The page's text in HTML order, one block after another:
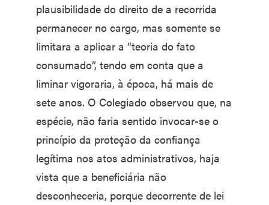
plausibilidade do direito de a recorrida
permanecer no cargo, mas somente se
limitara a aplicar a “teoria do fato
consumado”, tendo em conta que a
liminar vigoraria, à época, há mais de
sete anos. O Colegiado observou que, na
espécie, não faria sentido invocar-se o
princípio da proteção da confiança
legítima nos atos administrativos, haja
vista que a beneficiária não
desconheceria, porque decorrente de lei